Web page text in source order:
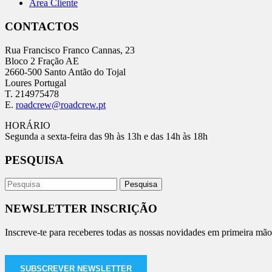
Área Cliente
CONTACTOS
Rua Francisco Franco Cannas, 23
Bloco 2 Fração AE
2660-500 Santo Antão do Tojal
Loures Portugal
T. 214975478
E. roadcrew@roadcrew.pt
HORÁRIO
Segunda a sexta-feira das 9h às 13h e das 14h às 18h
PESQUISA
NEWSLETTER INSCRIÇÃO
Inscreve-te para receberes todas as nossas novidades em primeira
SUBSCREVER NEWSLETTER